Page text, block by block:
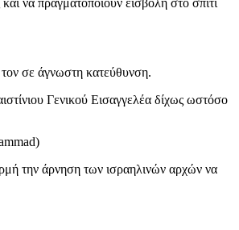
σε άγνωστη κατεύθυνση.
Γενικού Εισαγγελέα δίχως ωστόσο
την άρνηση των ισραηλινών αρχών να